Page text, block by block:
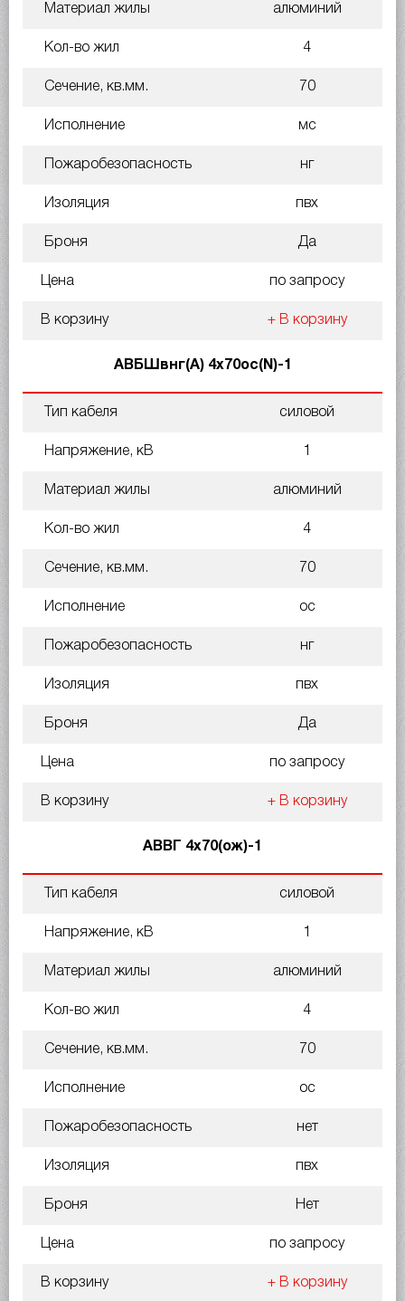
Материал жилы алюминий
Кол-во жил 4
Сечение, кв.мм. 70
Исполнение мс
Пожаробезопасность нг
Изоляция пвх
Броня Да
Цена по запросу
В корзину + В корзину
АВБШвнг(А) 4х70ос(N)-1
Тип кабеля силовой
Напряжение, кВ 1
Материал жилы алюминий
Кол-во жил 4
Сечение, кв.мм. 70
Исполнение ос
Пожаробезопасность нг
Изоляция пвх
Броня Да
Цена по запросу
В корзину + В корзину
АВВГ 4х70(ож)-1
Тип кабеля силовой
Напряжение, кВ 1
Материал жилы алюминий
Кол-во жил 4
Сечение, кв.мм. 70
Исполнение ос
Пожаробезопасность нет
Изоляция пвх
Броня Нет
Цена по запросу
В корзину + В корзину